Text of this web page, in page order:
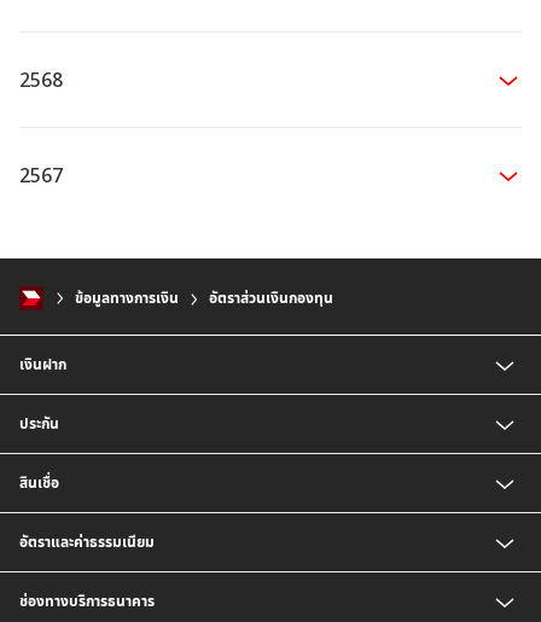
2568
2567
ข้อมูลทางการเงิน อัตราส่วนเงินกองทุน
เงินฝาก
บัญชีเงินฝากประจำ
บัญชีเงินฝากกระแสรายวัน
บัญชีเงินฝากเงินตราต่างประเทศ
ตารางเปรียบเทียบผลิตภัณฑ์
ประกัน
ประกันวินาศภัย
สินเชื่อ
สินเชื่อบ้าน
สินเชื่อบ้านแลกเงินและสินเชื่ออเนกประสงค์
อัตราและค่าธรรมเนียม
อัตราดอกเบี้ยเงินฝาก
ช่องทางบริการธนาคาร